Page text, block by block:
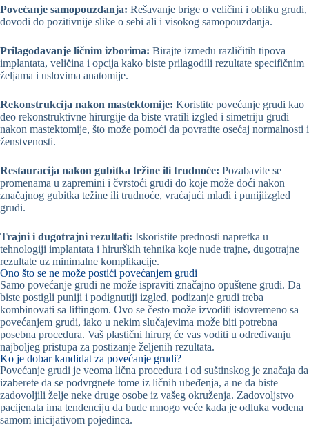
Povećanje samopouzdanja: Rešavanje brige o veličini i obliku grudi,
dovodi do pozitivnije slike o sebi ali i visokog samopouzdanja.
Prilagođavanje ličnim izborima: Birajte između različitih tipova
implantata, veličina i opcija kako biste prilagodili rezultate specifičnim
željama i uslovima anatomije.
Rekonstrukcija nakon mastektomije: Koristite povećanje grudi kao
deo rekonstruktivne hirurgije da biste vratili izgled i simetriju grudi
nakon mastektomije, što može pomoći da povratite osećaj normalnosti i
ženstvenosti.
Restauracija nakon gubitka težine ili trudnoće: Pozabavite se
promenama u zapremini i čvrstoći grudi do koje može doći nakon
značajnog gubitka težine ili trudnoće, vraćajući mlađi i punijiizgled
grudi.
Trajni i dugotrajni rezultati: Iskoristite prednosti napretka u
tehnologiji implantata i hirurških tehnika koje nude trajne, dugotrajne
rezultate uz minimalne komplikacije.
Ono što se ne može postići povećanjem grudi
Samo povećanje grudi ne može ispraviti značajno opuštene grudi. Da
biste postigli puniji i podignutiji izgled, podizanje grudi treba
kombinovati sa liftingom. Ovo se često može izvoditi istovremeno sa
povećanjem grudi, iako u nekim slučajevima može biti potrebna
posebna procedura. Vaš plastični hirurg će vas voditi u određivanju
najboljeg pristupa za postizanje željenih rezultata.
Ko je dobar kandidat za povećanje grudi?
Povećanje grudi je veoma lična procedura i od suštinskog je značaja da
izaberete da se podvrgnete tome iz ličnih ubeđenja, a ne da biste
zadovoljili želje neke druge osobe iz vašeg okruženja. Zadovoljstvo
pacijenata ima tendenciju da bude mnogo veće kada je odluka vođena
samom inicijativom pojedinca.